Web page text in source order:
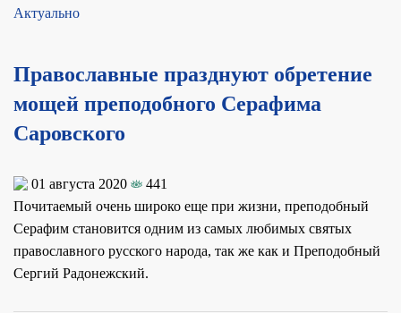
Актуально
Православные празднуют обретение
мощей преподобного Серафима
Саровского
01 августа 2020
441
Почитаемый очень широко еще при жизни, преподобный
Серафим становится одним из самых любимых святых
православного русского народа, так же как и Преподобный
Сергий Радонежский.